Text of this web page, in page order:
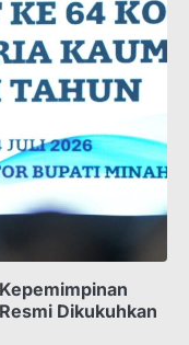
Dikukuhkan